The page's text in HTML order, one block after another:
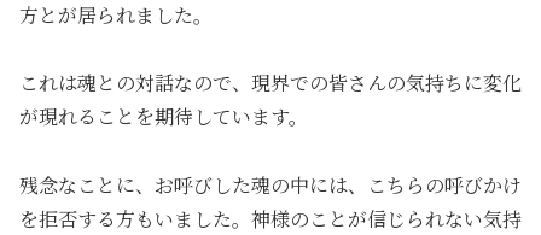
方とが居られました。
これは魂との対話なので、現界での皆さんの気持ちに変化
が現れることを期待しています。
残念なことに、お呼びした魂の中には、こちらの呼びかけ
を拒否する方もいました。神様のことが信じられない気持